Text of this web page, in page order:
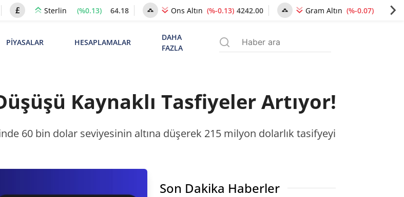
Sterlin (%0.13) 64.18 Ons Altın (%-0.13) 4242.00 Gram Altın (%-0.07) 6491.39
PİYASALAR HESAPLAMALAR
DAHA
FAZLA
Kaynaklı Tasfiyeler Artıyor!
60 bin dolar seviyesinin altına düşerek 215 milyon dolarlık tasifyeyi
Son Dakika Haberler